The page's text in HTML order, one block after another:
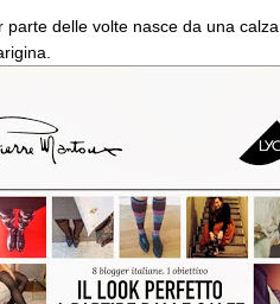
delle volte nasce da una calza,